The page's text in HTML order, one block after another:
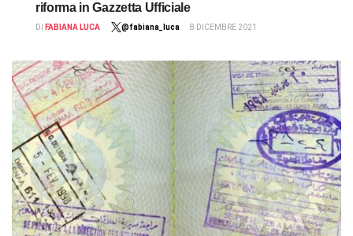
riforma in Gazzetta Ufficiale
DI FABIANA LUCA @fabiana_luca 8 DICEMBRE 2021